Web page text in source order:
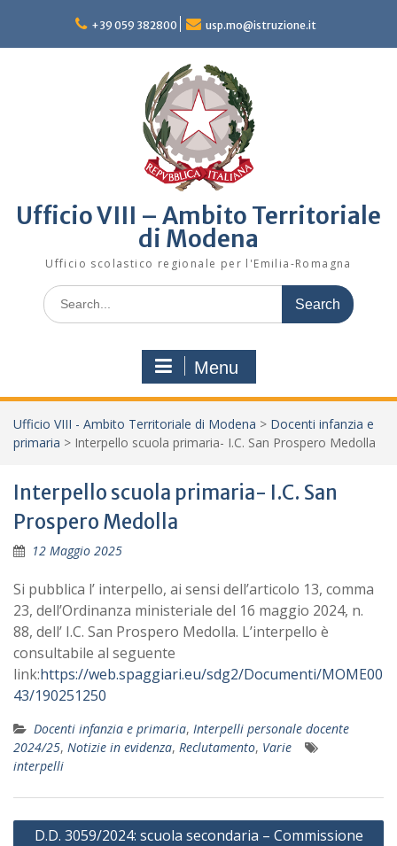
content
+39 059 382800 usp.mo@istruzione.it
Ufficio VIII – Ambito Territoriale
di Modena
Ufficio scolastico regionale per l'Emilia-Romagna
Search
for:
Menu
Ufficio VIII - Ambito Territoriale di Modena > Docenti infanzia e
primaria > Interpello scuola primaria- I.C. San Prospero Medolla
Interpello scuola primaria- I.C. San
Prospero Medolla
12 Maggio 2025
Si pubblica l’ interpello, ai sensi dell’articolo 13, comma
23, dell’Ordinanza ministeriale del 16 maggio 2024, n.
88, dell’ I.C. San Prospero Medolla. L’interpello è
consultabile al seguente
link:https://web.spaggiari.eu/sdg2/Documenti/MOME00
43/190251250
Docenti infanzia e primaria, Interpelli personale docente
2024/25, Notizie in evidenza, Reclutamento, Varie
interpelli
Navigazione
D.D. 3059/2024: scuola secondaria – Commissione